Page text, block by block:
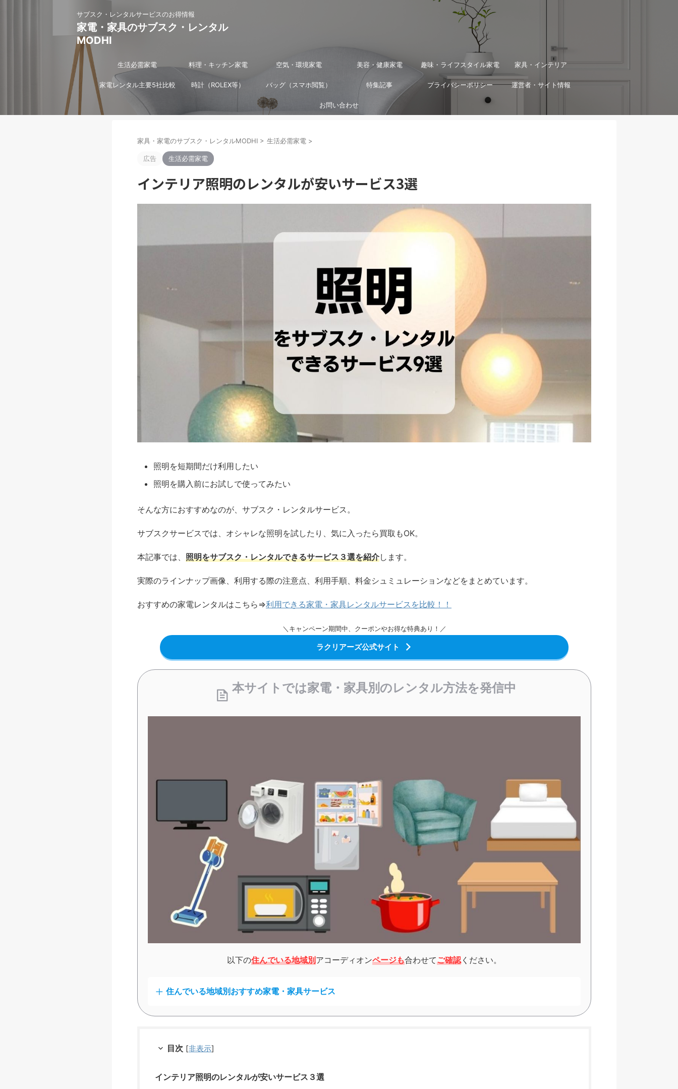
サブスク・レンタルサービスのお得情報
家電・家具のサブスク・レンタル
MODHI
生活必需家電 料理・キッチン家電 空気・環境家電 美容・健康家電 趣味・ライフスタイル家電 家具・インテリア
家電レンタル主要5社比較 時計（ROLEX等） バッグ（スマホ閲覧） 特集記事 プライバシーポリシー 運営者・サイト情報
お問い合わせ
家具・家電のサブスク・レンタルMODHI > 生活必需家電 >
広告 生活必需家電
インテリア照明のレンタルが安いサービス3選
照明を短期間だけ利用したい
照明を購入前にお試しで使ってみたい
そんな方におすすめなのが、サブスク・レンタルサービス。
サブスクサービスでは、オシャレな照明を試したり、気に入ったら買取もOK。
本記事では、 照明をサブスク・レンタルできるサービス３選を紹介します。
実際のラインナップ画像、利用する際の注意点、利用手順、料金シュミュレーションなどをまとめています。
おすすめの家電レンタルはこちら⇒利用できる家電・家具レンタルサービスを比較！！
＼キャンペーン期間中、クーポンやお得な特典あり！／
ラクリアーズ公式サイト
本サイトでは家電・家具別のレンタル方法を発信中
以下の住んでいる地域別アコーディオンページも合わせてご確認ください。
住んでいる地域別おすすめ家電・家具サービス
目次 [非表示]
インテリア照明のレンタルが安いサービス３選